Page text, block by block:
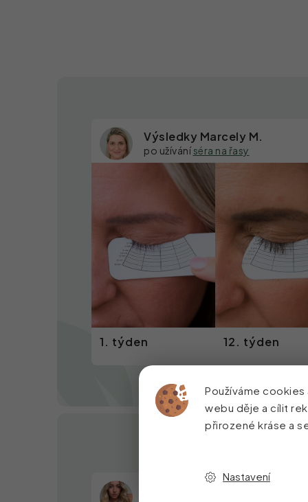
Používáme cookies
webu děje a cílit
přirozené kráse a
Nastavení
Výsledky Marcely M.
po užívání séra na řasy
1. týden 12. týden